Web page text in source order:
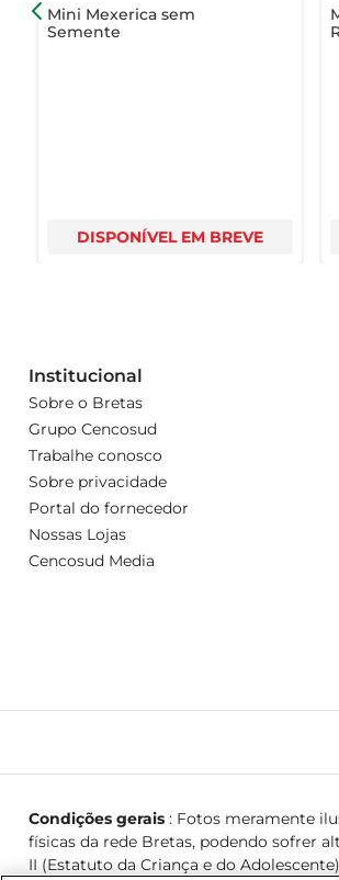
Mini Mexerica sem
Semente
DISPONÍVEL EM BREVE
Institucional
Sobre o Bretas
Grupo Cencosud
Trabalhe conosco
Sobre privacidade
Portal do fornecedor
Nossas Lojas
Cencosud Media
Condições gerais: Fotos meramente
físicas da rede Bretas, podendo sofrer
II (Estatuto da Criança e do